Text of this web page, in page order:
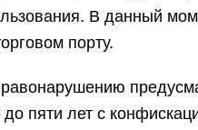
В данный
порту.
пяти лет с